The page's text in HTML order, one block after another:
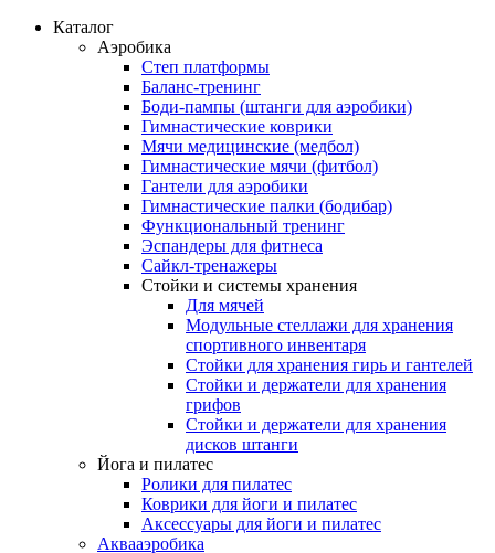
Каталог
Аэробика
Степ платформы
Баланс-тренинг
Боди-пампы (штанги для аэробики)
Гимнастические коврики
Мячи медицинские (медбол)
Гимнастические мячи (фитбол)
Гантели для аэробики
Гимнастические палки (бодибар)
Функциональный тренинг
Эспандеры для фитнеса
Сайкл-тренажеры
Стойки и системы хранения
Для мячей
Модульные стеллажи для хранения
спортивного инвентаря
Стойки для хранения гирь и гантелей
Стойки и держатели для хранения
грифов
Стойки и держатели для хранения
дисков штанги
Йога и пилатес
Ролики для пилатес
Коврики для йоги и пилатес
Аксессуары для йоги и пилатес
Аквааэробика